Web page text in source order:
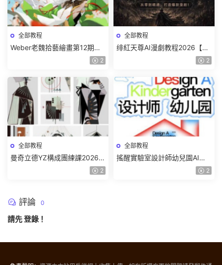
全部教程
Weber老魏拾藝繪畫第12期角
色特訓班【畫質不錯隻有視
2
全部教程
绯紅天尊AI漫劇教程2026【畫
2
全部教程
曼奇立德YZ構成團練課2026年
8月已結課【畫質高清有課件】
2
全部教程
搖醒實驗室設計師幼兒園AI軟
件基礎課2025【畫質不錯有素
2
評論 0
請先登錄 ！